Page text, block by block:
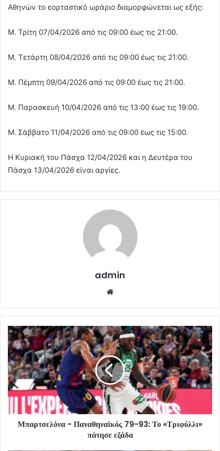
Αθηνών το εορταστικό ωράριο διαμορφώνεται ως εξής:
Μ. Τρίτη 07/04/2026 από τις 09:00 έως τις 21:00.
Μ. Τετάρτη 08/04/2026 από τις 09:00 έως τις 21:00.
Μ. Πέμπτη 09/04/2026 από τις 09:00 έως τις 21:00.
Μ. Παρασκευή 10/04/2026 από τις 13:00 έως τις 19:00.
Μ. Σάββατο 11/04/2026 από τις 09:00 έως τις 15:00.
Η Κυριακή του Πάσχα 12/04/2026 και η Δευτέρα του
Πάσχα 13/04/2026 είναι αργίες.
admin
Μπαρτσελόνα - Παναθηναϊκός 79-93: Το «Τριφύλλι»
πάτησε εξάδα